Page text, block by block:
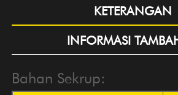
KETERANGAN
INFORMASI
Bahan Sekrup: